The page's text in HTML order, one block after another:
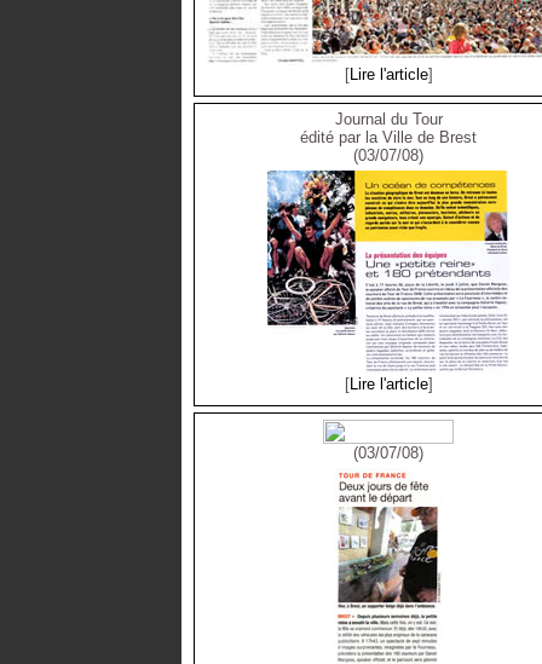
[Lire l'article]
Journal du Tour
édité par la Ville de Brest
(03/07/08)
[Lire l'article]
(03/07/08)